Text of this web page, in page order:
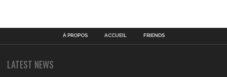
À PROPOS ACCUEIL FRIENDS
LATEST NEWS